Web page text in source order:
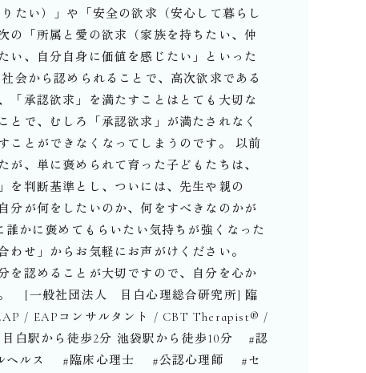
たい）」や「安全の欲求（安心して暮らし
の「所属と愛の欲求（家族を持ちたい、仲
い、自分自身に価値を感じたい」といった
会から認められることで、高次欲求である
「承認欲求」を満たすことはとても大切な
とで、むしろ「承認欲求」が満たされなく
ことができなくなってしまうのです。 以前
、単に褒められて育った子どもたちは、
を判断基準とし、ついには、先生や親の
分が何をしたいのか、何をすべきなのかが
かに褒めてもらいたい気持ちが強くなった
せ」からお気軽にお声がけください。
を認めることが大切ですので、自分を心か
[一般社団法人 目白心理総合研究所] 臨
/ EAPコンサルタント / CBT Therapist®︎ /
白駅から徒歩2分 池袋駅から徒歩10分 ⁡ ⁡ #認
ヘルス #臨床心理士 #公認心理師 #セ